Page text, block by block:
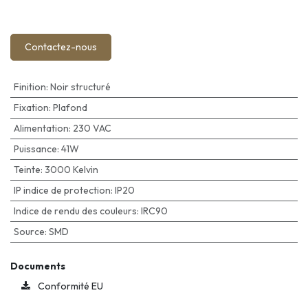
Contactez-nous
Finition: Noir structuré
Fixation: Plafond
Alimentation: 230 VAC
Puissance: 41W
Teinte: 3000 Kelvin
IP indice de protection: IP20
Indice de rendu des couleurs: IRC90
Source: SMD
Documents
Conformité EU